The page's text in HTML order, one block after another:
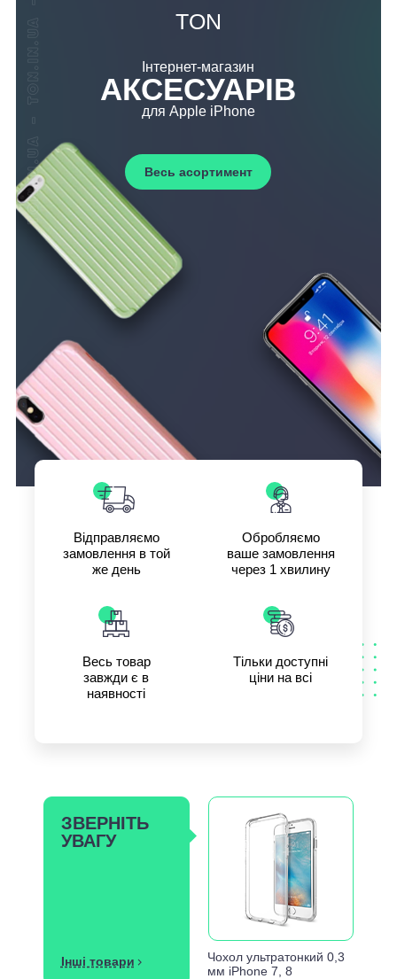
TON
Інтернет-магазин
АКСЕСУАРІВ
для Apple iPhone
Весь асортимент
Відправляємо
замовлення в той
же день
Обробляємо
ваше замовлення
через 1 хвилину
Весь товар
завжди є в
наявності
Тільки доступні
ціни на всі
ЗВЕРНІТЬ
УВАГУ
Інші товари
Чохол ультратонкий 0,3
мм iPhone 7, 8